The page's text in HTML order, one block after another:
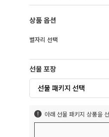
상품 옵션
별자리 선택
선물 포장
선물 패키지 선택
아래 선물 패키지 상품을